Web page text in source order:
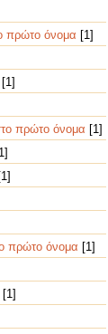
πρώτο όνομα [1]
[1]
πρώτο όνομα [1]
[1]
πρώτο όνομα [1]
[1]